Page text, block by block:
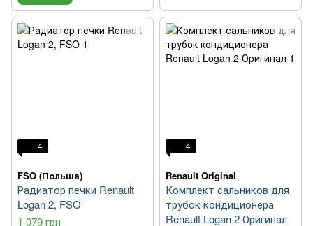
4
FSO (Польша)
Радиатор печки Renault
Logan 2, FSO
1 079 грн
4
Renault Original
Комплект сальников для
трубок кондиционера
Renault Logan 2 Оригинал